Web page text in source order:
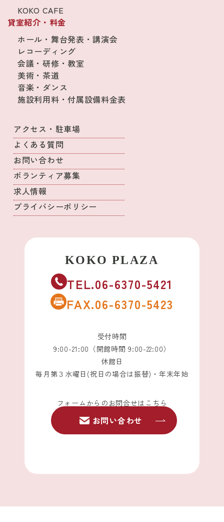
KOKO CAFE
貸室紹介・料金
ホール・舞台発表・講演会
レコーディング
会議・研修・教室
美術・茶道
音楽・ダンス
施設利用料・付属設備料金表
アクセス・駐車場
よくある質問
お問い合わせ
ボランティア募集
求人情報
プライバシーポリシー
TEL.06-6370-5421
FAX.06-6370-5423
受付時間
9:00-21:00（開館時間 9:00-22:00）
休館日
毎月第３水曜日(祝日の場合は振替)・年末年始
フォームからのお問合せはこちら
お問い合わせ